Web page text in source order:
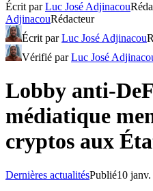
Écrit parLuc José Adjinacou
AdjinacouRédacteur
Écrit parLuc José Adjinacou
Vérifié parLuc José
Lobby anti-
médiatique
cryptos aux
Dernières actualitésPublié10